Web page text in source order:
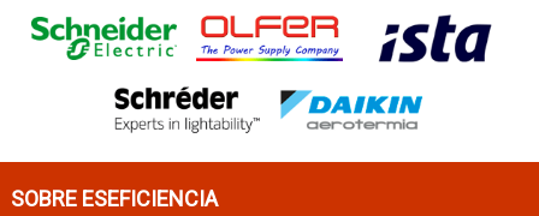
SOBRE ESEFICIENCIA